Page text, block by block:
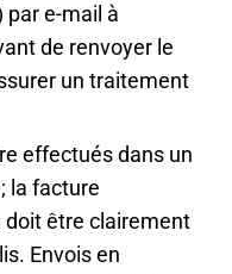
par e-mail à
de renvoyer le
un traitement
effectués dans un
la facture
doit être clairement
Envois en